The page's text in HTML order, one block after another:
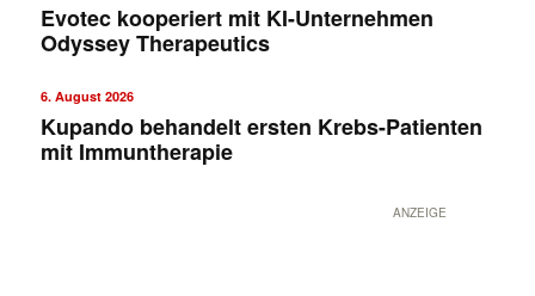
Evotec kooperiert mit KI-Unternehmen
Odyssey Therapeutics
6. August 2026
Kupando behandelt ersten Krebs-Patienten
mit Immuntherapie
ANZEIGE